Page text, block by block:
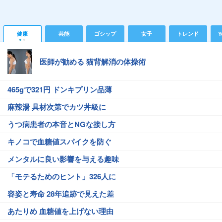
健康 芸能 ゴシップ 女子 トレンド
医師が勧める 猫背解消の体操術
465gで321円 ドンキプリン品薄
麻辣湯 具材次第でカツ丼級に
うつ病患者の本音とNGな接し方
キノコで血糖値スパイクを防ぐ
メンタルに良い影響を与える趣味
「モテるためのヒント」326人に
容姿と寿命 28年追跡で見えた差
あたりめ 血糖値を上げない理由